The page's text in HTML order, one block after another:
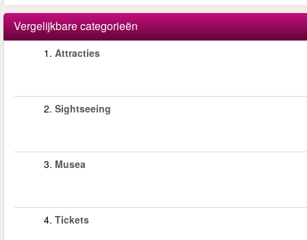
Vergelijkbare categorieën
1. Attracties
2. Sightseeing
3. Musea
4. Tickets